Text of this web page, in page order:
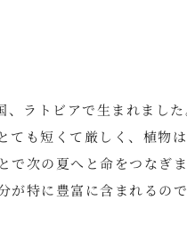
ラトビアで生まれまし
ても短くて厳しく、植物
で次の夏へと命をつなぎ
が特に豊富に含まれるの